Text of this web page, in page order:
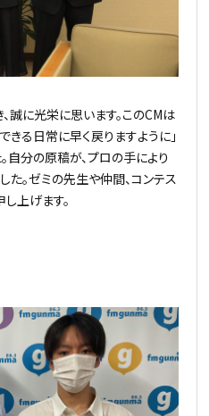
誠に光栄に思います。このCMは
きる日常に早く戻りますように」
自分の原稿が、プロの手により
た。ゼミの先生や仲間、コンテス
上げます。